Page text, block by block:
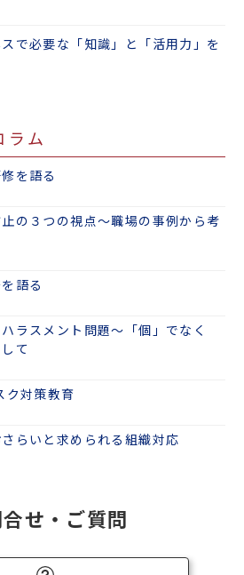
で必要な「知識」と「活用力」を
ラム
を語る
の３つの視点～職場の事例から考
語る
ラスメント問題～「個」でなく
て
ク対策教育
らいと求められる組織対応
せ・ご質問